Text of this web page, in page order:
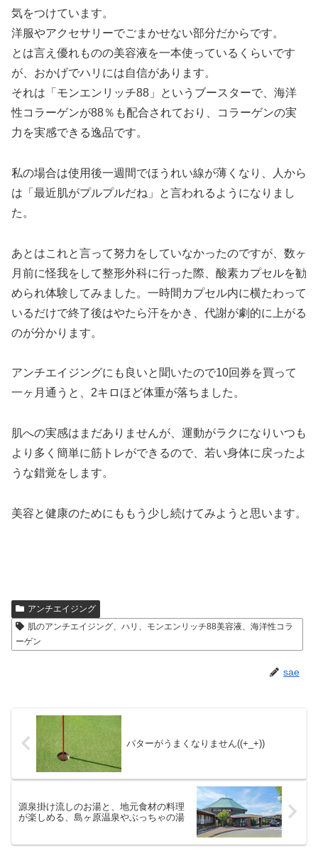
気をつけています。
洋服やアクセサリーでごまかせない部分だからです。
とは言え優れものの美容液を一本使っているくらいです
が、おかげでハリには自信があります。
それは「モンエンリッチ88」というブースターで、海洋
性コラーゲンが88％も配合されており、コラーゲンの実
力を実感できる逸品です。
私の場合は使用後一週間でほうれい線が薄くなり、人から
は「最近肌がプルプルだね」と言われるようになりまし
た。
あとはこれと言って努力をしていなかったのですが、数ヶ
月前に怪我をして整形外科に行った際、酸素カプセルを勧
められ体験してみました。一時間カプセル内に横たわって
いるだけで終了後はやたら汗をかき、代謝が劇的に上がる
のが分かります。
アンチエイジングにも良いと聞いたので10回券を買って
一ヶ月通うと、2キロほど体重が落ちました。
肌への実感はまだありませんが、運動がラクになりいつも
より多く簡単に筋トレができるので、若い身体に戻ったよ
うな錯覚をします。
美容と健康のためにももう少し続けてみようと思います。
アンチエイジング
肌のアンチエイジング、ハリ、モンエンリッチ88美容液、海洋性コラ
ーゲン
sae
パターがうまくなりません((+_+))
源泉掛け流しのお湯と、地元食材の料理
が楽しめる、島ヶ原温泉やぶっちゃの湯